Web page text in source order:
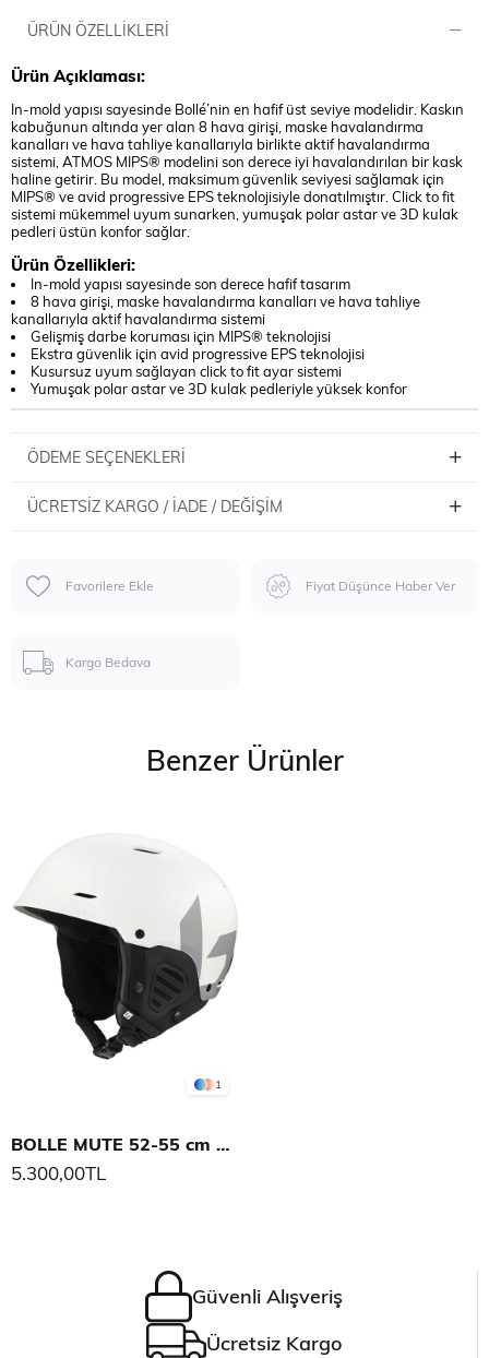
ÜRÜN ÖZELLIKLERI
Ürün Açıklaması:
In-mold yapısı sayesinde Bollé’nin en hafif üst seviye modelidir. Kaskın
kabuğunun altında yer alan 8 hava girişi, maske havalandırma
kanalları ve hava tahliye kanallarıyla birlikte aktif havalandırma
sistemi, ATMOS MIPS® modelini son derece iyi havalandırılan bir kask
haline getirir. Bu model, maksimum güvenlik seviyesi sağlamak için
MIPS® ve avid progressive EPS teknolojisiyle donatılmıştır. Click to fit
sistemi mükemmel uyum sunarken, yumuşak polar astar ve 3D kulak
pedleri üstün konfor sağlar.
Ürün Özellikleri:
In-mold yapısı sayesinde son derece hafif tasarım
8 hava girişi, maske havalandırma kanalları ve hava tahliye
kanallarıyla aktif havalandırma sistemi
Gelişmiş darbe koruması için MIPS® teknolojisi
Ekstra güvenlik için avid progressive EPS teknolojisi
Kusursuz uyum sağlayan click to fit ayar sistemi
Yumuşak polar astar ve 3D kulak pedleriyle yüksek konfor
ÖDEME SEÇENEKLERI
ÜCRETSIZ KARGO / İADE / DEĞIŞIM
Favorilere Ekle Fiyat Düşünce Haber Ver
Kargo Bedava
Benzer Ürünler
1
BOLLE MUTE 52-55 cm UNISEX KASK
5.300,00TL
Güvenli Alışveriş
Ücretsiz Kargo